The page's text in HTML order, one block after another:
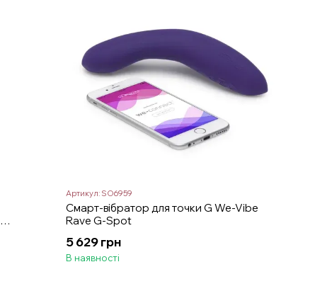
Артикул: SO6959
Смарт-вібратор для точки G We-Vibe
Rave G-Spot
5 629 грн
В наявності